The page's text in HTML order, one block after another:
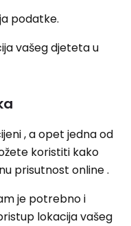
podatke.
vašeg djeteta u
, a opet jedna od
koristiti kako
prisutnost online .
je potrebno i
lokacija vašeg